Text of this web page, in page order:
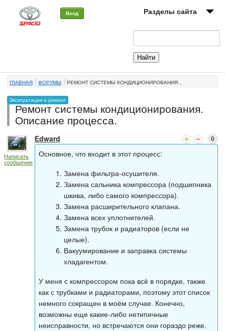
Вход Разделы сайта
Форумы
Сервисы и услуги
ГЛАВНАЯ ФОРУМЫ РЕМОНТ СИСТЕМЫ КОНДИЦИОНИРОВАНИЯ...
Эксплуатация и ремонт
Ремонт системы кондиционирования.
Описание процесса.
Написать
сообщение
Edward 0
Основное, что входит в этот процесс:
Замена фильтра-осушителя.
Замена сальника компрессора (подшипника
шкива, либо самого компрессора).
Замена расширительного клапана.
Замена всех уплотнителей.
Замена трубок и радиаторов (если не
целые).
Вакуумирование и заправка системы
хладагентом.
У меня с компрессором пока всё в порядке, также
как с трубками и радиаторами, поэтому этот список
немного сокращен в моём случае. Конечно,
возможны еще какие-либо нетипичные
неисправности, но встречаются они гораздо реже.